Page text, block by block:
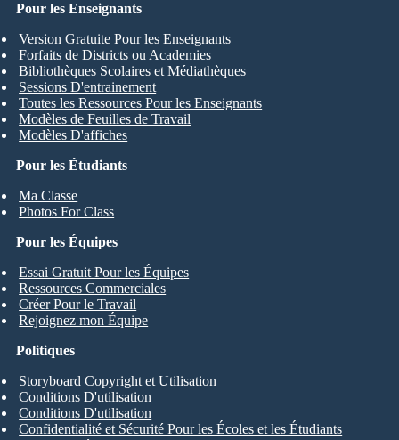
Pour les Étudiants
Ma Classe
Photos For Class
Pour les Enseignants
Version Gratuite Pour les Enseignants
Forfaits de Districts ou Academies
Bibliothèques Scolaires et Médiathèques
Sessions D'entrainement
Toutes les Ressources Pour les Enseignants
Modèles de Feuilles de Travail
Modèles D'affiches
Pour les Équipes
Essai Gratuit Pour les Équipes
Ressources Commerciales
Créer Pour le Travail
Rejoignez mon Équipe
Politiques
Storyboard Copyright et Utilisation
Conditions D'utilisation
Conditions D'utilisation
Confidentialité et Sécurité Pour les Écoles et les Étudiants